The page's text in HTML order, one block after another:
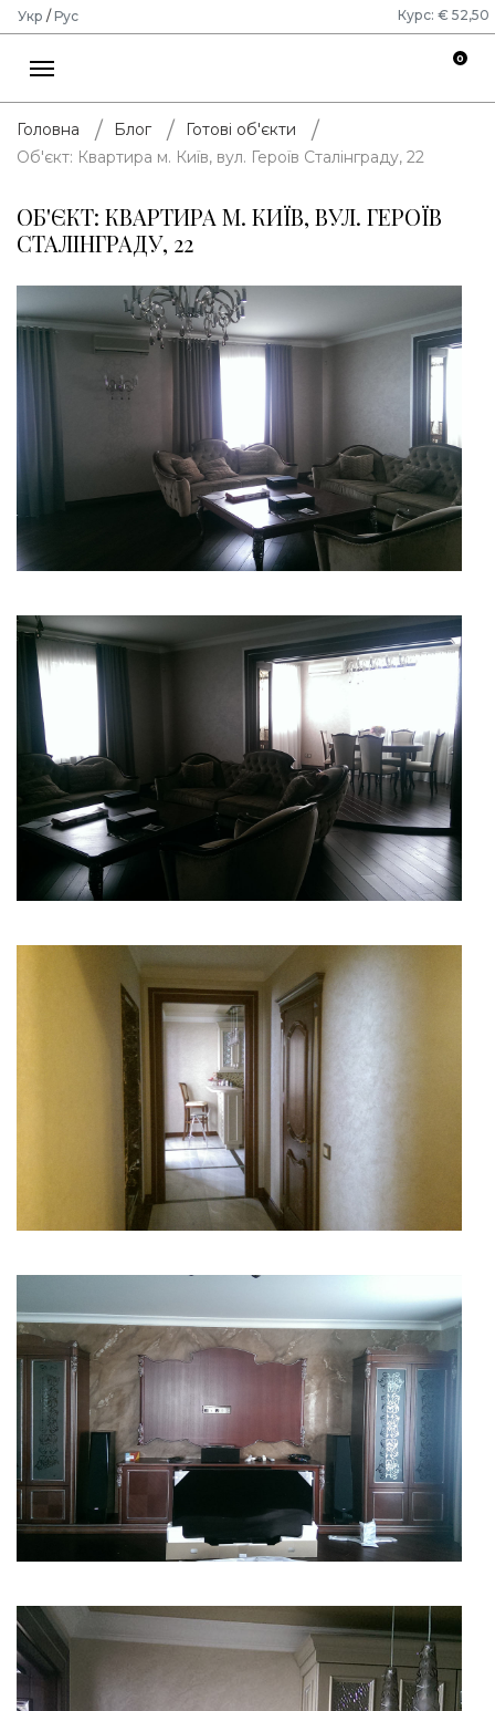
Укр / Рус Курс: € 52,50
0
Головна Блог
Готові об'єкти
Об'єкт: Квартира м. Київ, вул. Героїв Сталінграду, 22
ОБ'ЄКТ: КВАРТИРА М. КИЇВ, ВУЛ. ГЕРОЇВ
СТАЛІНГРАДУ, 22